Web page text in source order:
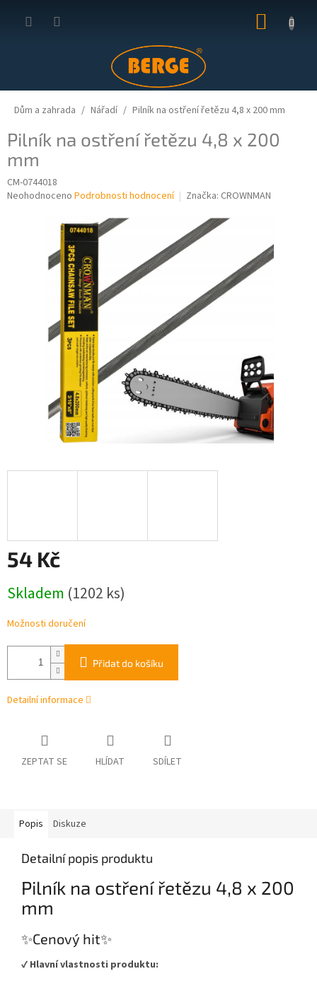
KOŠÍK
Dům a zahrada Nářadí Pilník na ostření řetězu 4,8 x 200 mm
Pilník na ostření řetězu 4,8 x 200
mm
CM-0744018
Průměrné
Neohodnoceno Podrobnosti hodnocení Značka: CROWNMAN
54 Kč
cena:
Skladem (1202 ks)
Možnosti doručení
Přidat do košíku
Detailní informace
ZEPTAT SE HLÍDAT SDÍLET
Popis Diskuze
Detailní popis produktu
Pilník na ostření řetězu 4,8 x 200
mm
✨Cenový hit✨
✔️ Hlavní vlastnosti produktu: